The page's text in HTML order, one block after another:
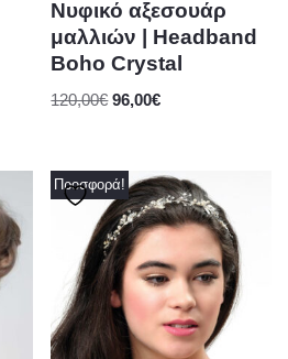
Νυφικό αξεσουάρ
μαλλιών | Headband
Boho Crystal
120,00€ 96,00€
Προσφορά!